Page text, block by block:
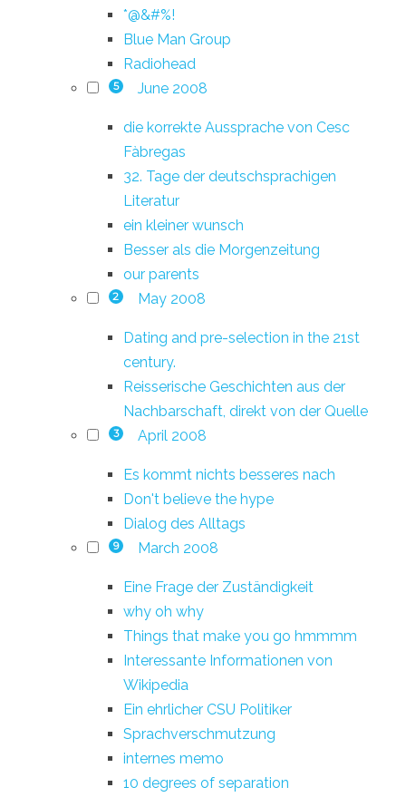
*@&#%!
Blue Man Group
Radiohead
5 June 2008
die korrekte Aussprache von Cesc
Fàbregas
32. Tage der deutschsprachigen
Literatur
ein kleiner wunsch
Besser als die Morgenzeitung
our parents
2 May 2008
Dating and pre-selection in the 21st
century.
Reisserische Geschichten aus der
Nachbarschaft, direkt von der Quelle
3 April 2008
Es kommt nichts besseres nach
Don't believe the hype
Dialog des Alltags
9 March 2008
Eine Frage der Zuständigkeit
why oh why
Things that make you go hmmmm
Interessante Informationen von
Wikipedia
Ein ehrlicher CSU Politiker
Sprachverschmutzung
internes memo
10 degrees of separation